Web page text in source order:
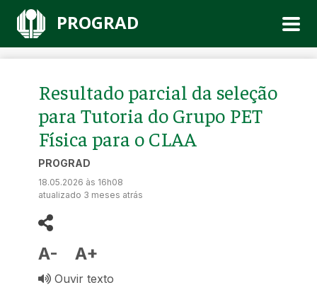
PROGRAD
Resultado parcial da seleção
para Tutoria do Grupo PET
Física para o CLAA
PROGRAD
18.05.2026 às 16h08
atualizado 3 meses atrás
A- A+
Ouvir texto